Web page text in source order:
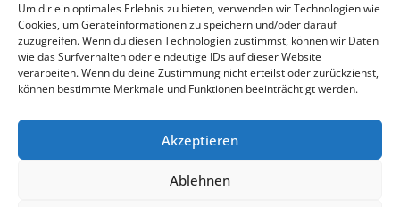
Um dir ein optimales Erlebnis zu bieten, verwenden wir Technologien wie
Cookies, um Geräteinformationen zu speichern und/oder darauf
zuzugreifen. Wenn du diesen Technologien zustimmst, können wir Daten
wie das Surfverhalten oder eindeutige IDs auf dieser Website
verarbeiten. Wenn du deine Zustimmung nicht erteilst oder zurückziehst,
können bestimmte Merkmale und Funktionen beeinträchtigt werden.
Akzeptieren
Ablehnen
Wr. Neustädter Straße 1
2733 Grünbach am Schneeberg
Öffnungszeiten Gemeindeamt:
Montag: 8.00 – 12.00 Uhr und 14.00 – 18.00 Uhr
Freitag: 8.00 – 12.00 Uhr
Email: